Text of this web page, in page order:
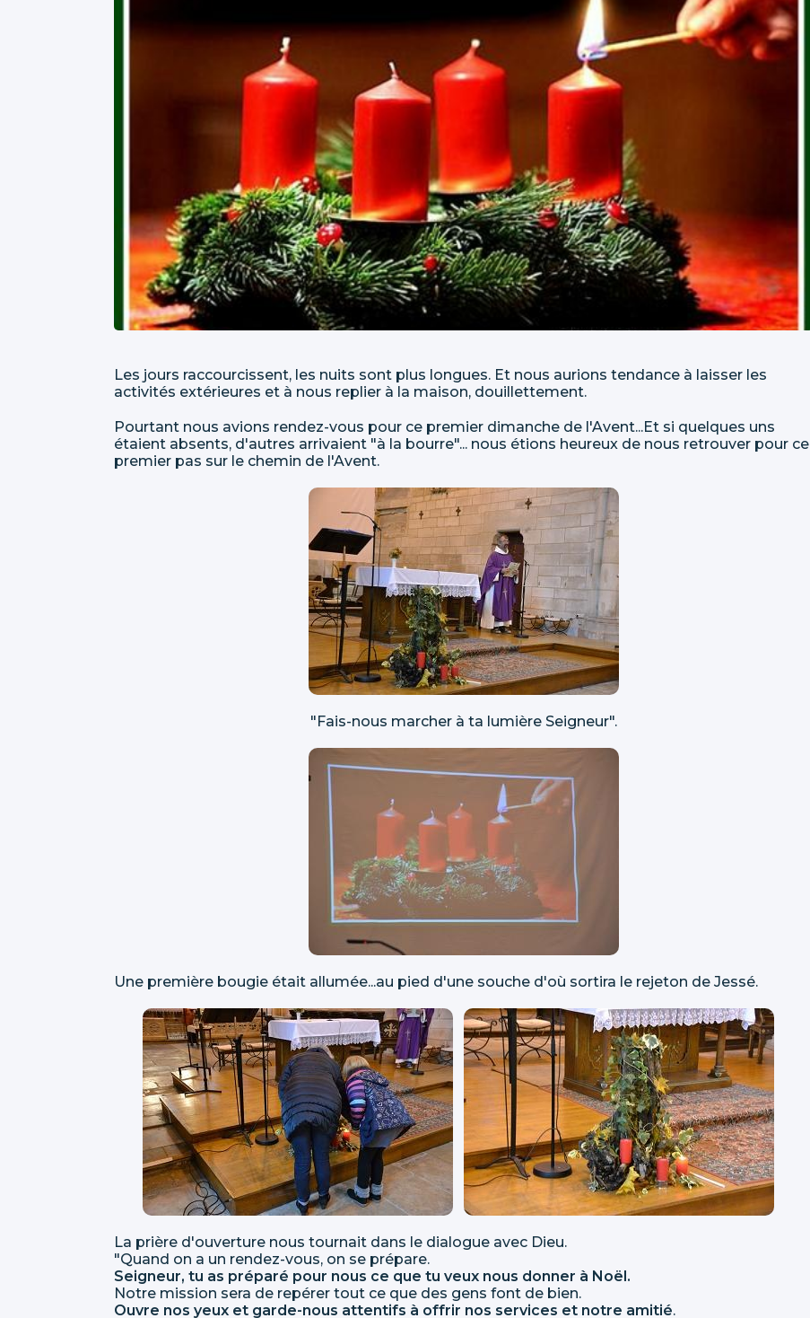
Les jours raccourcissent, les nuits sont plus longues. Et nous aurions tendance à laisser les
activités extérieures et à nous replier à la maison, douillettement.
Pourtant nous avions rendez-vous pour ce premier dimanche de l'Avent...Et si quelques uns
étaient absents, d'autres arrivaient "à la bourre"... nous étions heureux de nous retrouver pour ce
premier pas sur le chemin de l'Avent.
"Fais-nous marcher à ta lumière Seigneur".
Une première bougie était allumée...au pied d'une souche d'où sortira le rejeton de Jessé.
La prière d'ouverture nous tournait dans le dialogue avec Dieu.
"Quand on a un rendez-vous, on se prépare.
Seigneur, tu as préparé pour nous ce que tu veux nous donner à Noël.
Notre mission sera de repérer tout ce que des gens font de bien.
Ouvre nos yeux et garde-nous attentifs à offrir nos services et notre amitié.